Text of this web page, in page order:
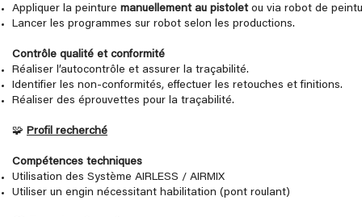
Appliquer la peinture manuellement au pistoletou via robot de
Lancer les programmes sur robot selon les productions.
Contrôle qualité et conformité
Réaliser l’autocontrôle et assurer la traçabilité.
Identifier les non‑conformités, effectuer les retouches et finitions.
Réaliser des éprouvettes pour la traçabilité.
🧩 Profil recherché
Compétences techniques
Utilisation des Système AIRLESS / AIRMIX
Utiliser un engin nécessitant habilitation (pont roulant)